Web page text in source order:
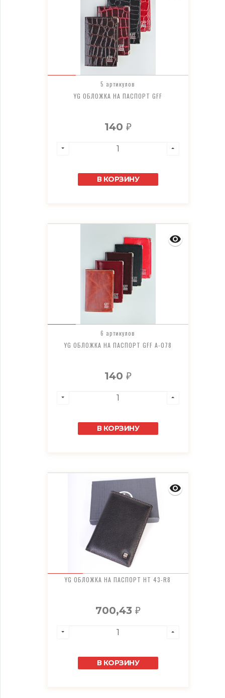
5 артикулов
YG ОБЛОЖКА НА ПАСПОРТ GFF
140 ₽
В КОРЗИНУ
6 артикулов
YG ОБЛОЖКА НА ПАСПОРТ GFF A-078
140 ₽
В КОРЗИНУ
YG ОБЛОЖКА НА ПАСПОРТ HT 43-R8
700,43 ₽
В КОРЗИНУ